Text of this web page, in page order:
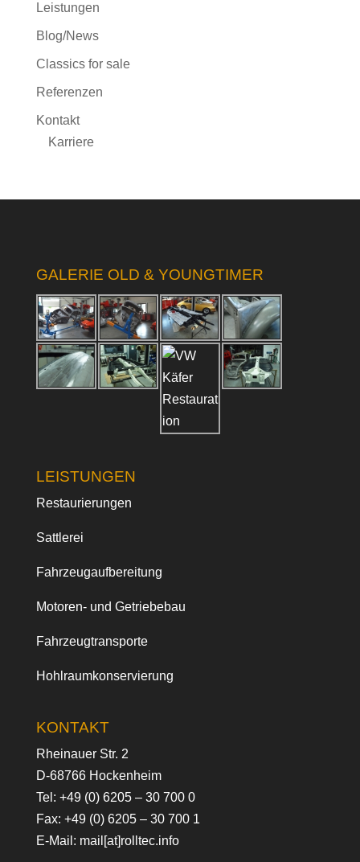
Leistungen
Blog/News
Classics for sale
Referenzen
Kontakt
Karriere
GALERIE OLD & YOUNGTIMER
LEISTUNGEN
Restaurierungen
Sattlerei
Fahrzeugaufbereitung
Motoren- und Getriebebau
Fahrzeugtransporte
Hohlraumkonservierung
KONTAKT
Rheinauer Str. 2
D-68766 Hockenheim
Tel: +49 (0) 6205 – 30 700 0
Fax: +49 (0) 6205 – 30 700 1
E-Mail: mail[at]rolltec.info